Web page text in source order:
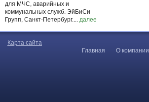
для МЧС, аварийных и
коммунальных служб. ЭйБиСи
Групп, Санкт-Петербург.... далее
Карта сайта
Главная
О компании